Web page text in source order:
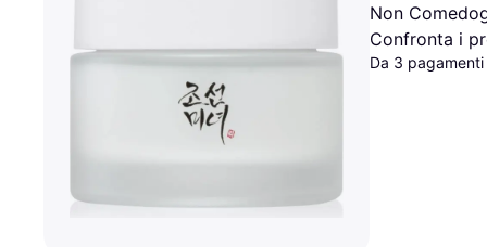
Finanziamento
Zalando
Non
Confronta i
Da 3